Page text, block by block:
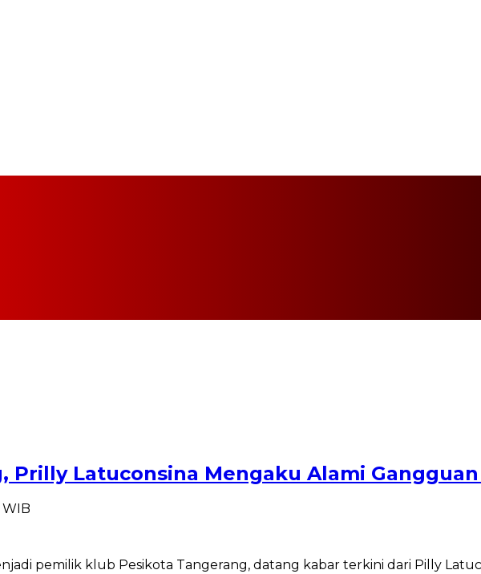
Prilly Latuconsina Mengaku Alami
WIB
pemilik klub Pesikota Tangerang, datang kabar terkini dari Pilly